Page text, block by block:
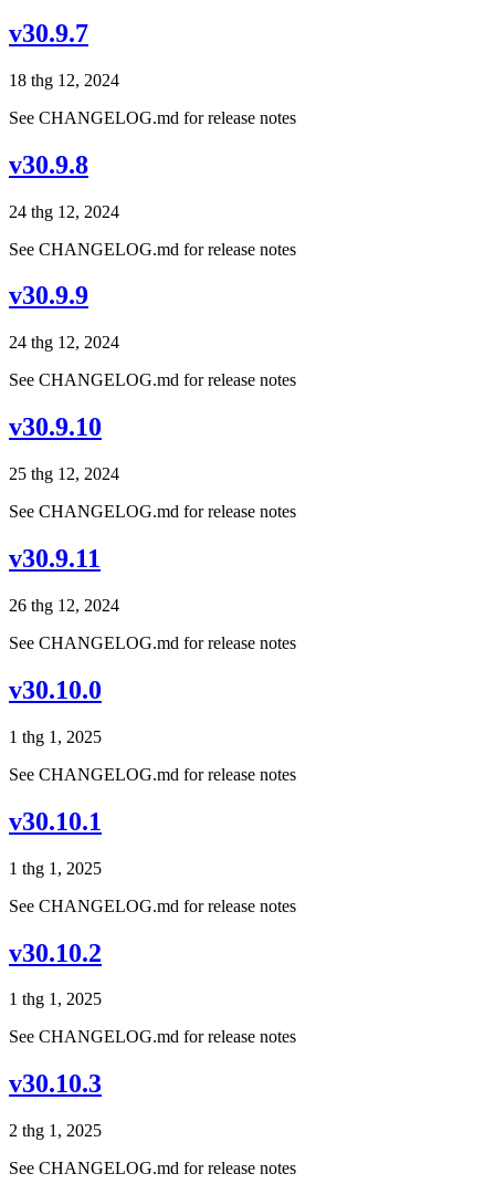
v30.9.7
18 thg 12, 2024
See CHANGELOG.md for release notes
v30.9.8
24 thg 12, 2024
See CHANGELOG.md for release notes
v30.9.9
24 thg 12, 2024
See CHANGELOG.md for release notes
v30.9.10
25 thg 12, 2024
See CHANGELOG.md for release notes
v30.9.11
26 thg 12, 2024
See CHANGELOG.md for release notes
v30.10.0
1 thg 1, 2025
See CHANGELOG.md for release notes
v30.10.1
1 thg 1, 2025
See CHANGELOG.md for release notes
v30.10.2
1 thg 1, 2025
See CHANGELOG.md for release notes
v30.10.3
2 thg 1, 2025
See CHANGELOG.md for release notes